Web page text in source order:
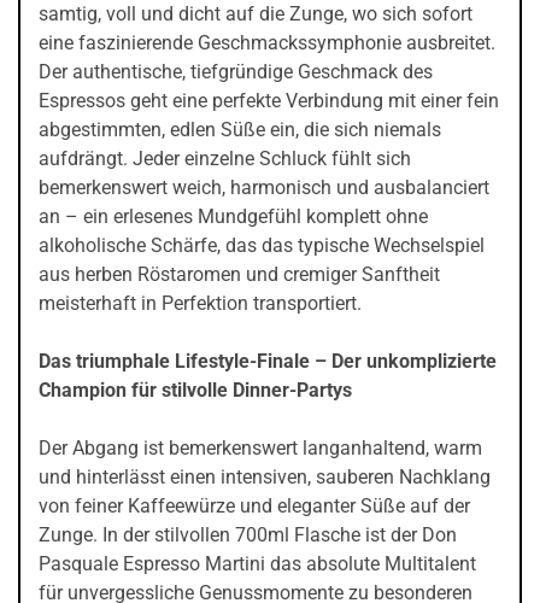
samtig, voll und dicht auf die Zunge, wo sich sofort
eine faszinierende Geschmackssymphonie ausbreitet.
Der authentische, tiefgründige Geschmack des
Espressos geht eine perfekte Verbindung mit einer fein
abgestimmten, edlen Süße ein, die sich niemals
aufdrängt. Jeder einzelne Schluck fühlt sich
bemerkenswert weich, harmonisch und ausbalanciert
an – ein erlesenes Mundgefühl komplett ohne
alkoholische Schärfe, das das typische Wechselspiel
aus herben Röstaromen und cremiger Sanftheit
meisterhaft in Perfektion transportiert.
Das triumphale Lifestyle-Finale – Der unkomplizierte
Champion für stilvolle Dinner-Partys
Der Abgang ist bemerkenswert langanhaltend, warm
und hinterlässt einen intensiven, sauberen Nachklang
von feiner Kaffeewürze und eleganter Süße auf der
Zunge. In der stilvollen 700ml Flasche ist der Don
Pasquale Espresso Martini das absolute Multitalent
für unvergessliche Genussmomente zu besonderen